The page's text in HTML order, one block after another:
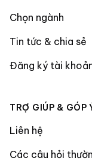
Chọn ngành
Tin tức & chia sẻ
Đăng ký tài
TRỢ GIÚP & GÓP
Liên hệ
Các câu hỏi